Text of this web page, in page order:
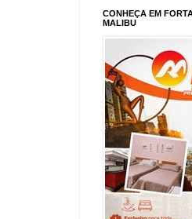
CONHEÇA EM
MALIBU